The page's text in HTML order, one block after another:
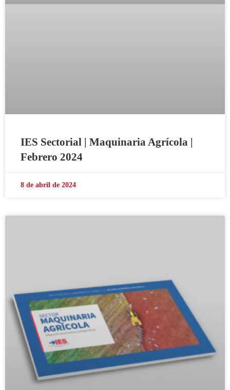
IES Sectorial | Maquinaria Agrícola |
Febrero 2024
8 de abril de 2024